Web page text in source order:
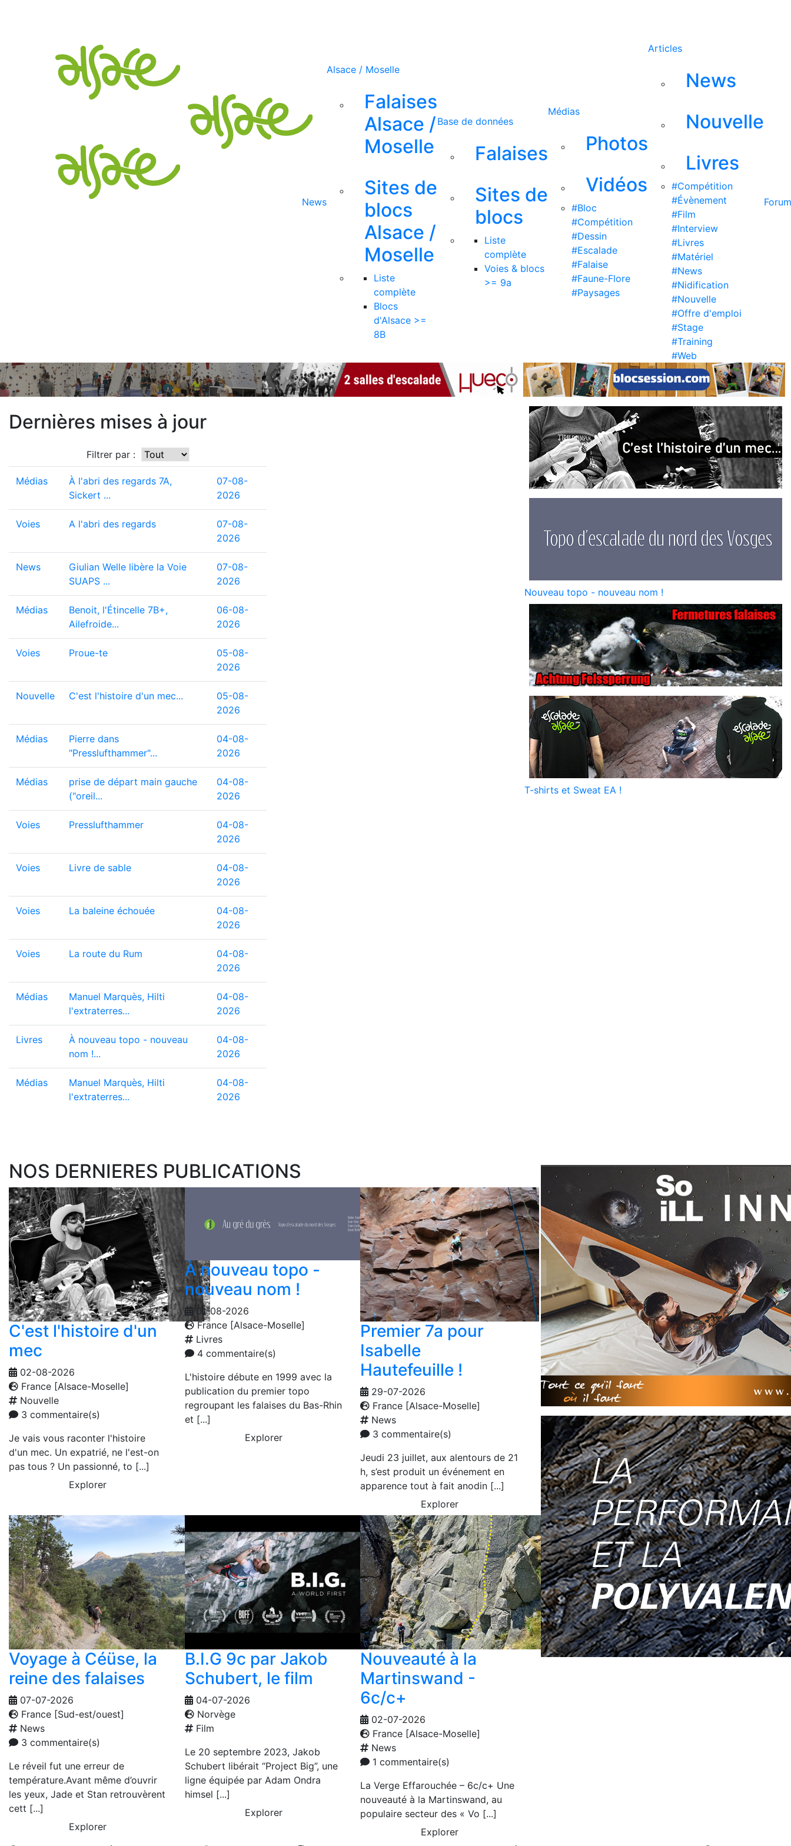
News
Alsace / Moselle
Falaises
Alsace /
Moselle
Sites de
blocs
Alsace /
Moselle
Liste
complète
Blocs
d'Alsace >=
8B
Base de données
Falaises
Sites de
blocs
Liste
complète
Voies & blocs
>= 9a
Médias
Photos
Vidéos
#Bloc
#Compétition
#Dessin
#Escalade
#Falaise
#Faune-Flore
#Paysages
Articles
News
Nouvelle
Livres
#Compétition
#Évènement
#Film
#Interview
#Livres
#Matériel
#News
#Nidification
#Nouvelle
#Offre d'emploi
#Stage
#Training
#Web
Forum
Dernières mises à jour
Filtrer par :
Médias
À l'abri des regards 7A,
Sickert ...
07-08-
2026
Voies A l'abri des regards
07-08-
2026
News
Giulian Welle libère la Voie
SUAPS ...
07-08-
2026
Médias
Benoit, l'Étincelle 7B+,
Ailefroide...
06-08-
2026
Voies Proue-te
05-08-
2026
Nouvelle C'est l'histoire d'un mec...
05-08-
2026
Médias
Pierre dans
"Presslufthammer"...
04-08-
2026
Médias
prise de départ main gauche
("oreil...
04-08-
2026
Voies Presslufthammer
04-08-
2026
Voies Livre de sable
04-08-
2026
Voies La baleine échouée
04-08-
2026
Voies La route du Rum
04-08-
2026
Médias
Manuel Marquès, Hilti
l'extraterres...
04-08-
2026
Livres
À nouveau topo - nouveau
nom !...
04-08-
2026
Médias
Manuel Marquès, Hilti
l'extraterres...
04-08-
2026
Nouveau topo - nouveau nom !
T-shirts et Sweat EA !
NOS DERNIERES PUBLICATIONS
C'est l'histoire d'un
mec
02-08-2026
France [Alsace-Moselle]
Nouvelle
3 commentaire(s)
Je vais vous raconter l'histoire
d'un mec. Un expatrié, ne l'est-on
pas tous ? Un passionné, to [...]
Explorer
À nouveau topo -
nouveau nom !
01-08-2026
France [Alsace-Moselle]
Livres
4 commentaire(s)
L'histoire débute en 1999 avec la
publication du premier topo
regroupant les falaises du Bas-Rhin
et [...]
Explorer
Premier 7a pour
Isabelle
Hautefeuille !
29-07-2026
France [Alsace-Moselle]
News
3 commentaire(s)
Jeudi 23 juillet, aux alentours de 21
h, s’est produit un événement en
apparence tout à fait anodin [...]
Explorer
Voyage à Céüse, la
reine des falaises
07-07-2026
France [Sud-est/ouest]
News
3 commentaire(s)
Le réveil fut une erreur de
température.Avant même d’ouvrir
les yeux, Jade et Stan retrouvèrent
cett [...]
Explorer
B.I.G 9c par Jakob
Schubert, le film
04-07-2026
Norvège
Film
Le 20 septembre 2023, Jakob
Schubert libérait “Project Big”, une
ligne équipée par Adam Ondra
himsel [...]
Explorer
Nouveauté à la
Martinswand -
6c/c+
02-07-2026
France [Alsace-Moselle]
News
1 commentaire(s)
La Verge Effarouchée – 6c/c+ Une
nouveauté à la Martinswand, au
populaire secteur des « Vo [...]
Explorer